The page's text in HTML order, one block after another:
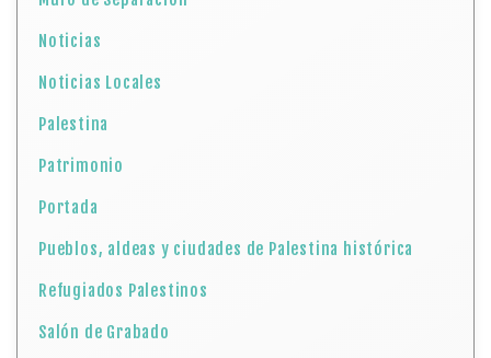
Noticias
Noticias Locales
Palestina
Patrimonio
Portada
Pueblos, aldeas y ciudades de Palestina histórica
Refugiados Palestinos
Salón de Grabado